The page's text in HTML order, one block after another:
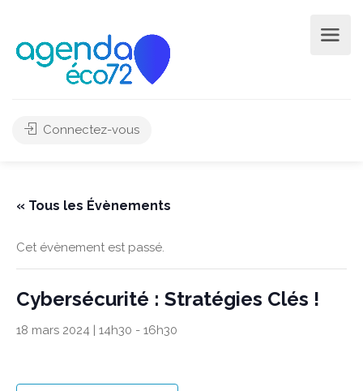
Connectez-vous
« Tous les Évènements
Cet évènement est passé.
Cybersécurité : Stratégies Clés !
18 mars 2024 | 14h30 - 16h30